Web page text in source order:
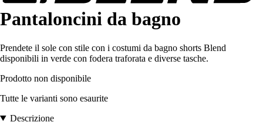
Pantaloncini da bagno
Prendete il sole con stile con i costumi da bagno shorts Blend
disponibili in verde con fodera traforata e diverse tasche.
Prodotto non disponibile
Tutte le varianti sono esaurite
Descrizione